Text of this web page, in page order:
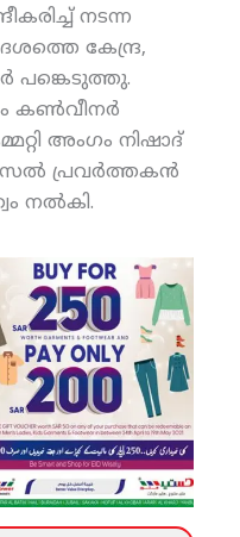
നടന്ന
കേന്ദ്ര,
പങ്കെടുത്തു.
കണ്‍വീനര്‍
അംഗം നിഷാദ്
പ്രവര്‍ത്തകന്‍
നല്‍കി.